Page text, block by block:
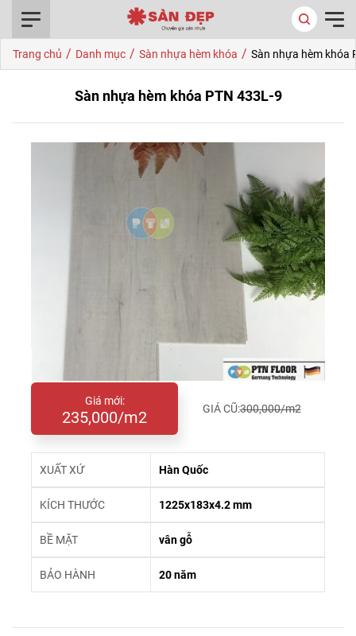
Trang chủ / Danh mục / Sàn nhựa hèm khóa / Sàn nhựa hèm khóa
Sàn nhựa hèm khóa PTN 433L-9
Giá mới:
235,000/m2 GIÁ CŨ:300,000/m2
XUẤT XỨ Hàn Quốc
KÍCH THƯỚC 1225x183x4.2 mm
BỀ MẶT vân gỗ
BẢO HÀNH 20 năm